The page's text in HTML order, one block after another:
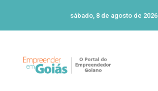
sábado, 8 de agosto de 2026